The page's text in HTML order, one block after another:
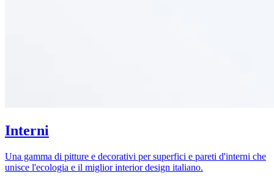
Interni
Una gamma di pitture e decorativi per superfici e pareti d'interni che
unisce l'ecologia e il miglior interior design italiano.